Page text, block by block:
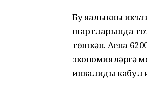
Бу яңалыкның
шартларында
төшкән. Аена
экономияләргә
инвалиды кабул